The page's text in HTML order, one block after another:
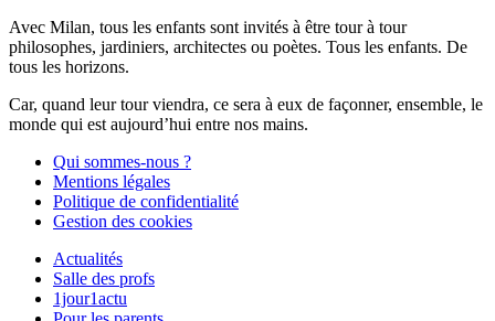
Avec Milan, tous les enfants sont invités à être tour à tour
philosophes, jardiniers, architectes ou poètes. Tous les enfants. De
tous les horizons.
Car, quand leur tour viendra, ce sera à eux de façonner, ensemble, le
monde qui est aujourd’hui entre nos mains.
Qui sommes-nous ?
Mentions légales
Politique de confidentialité
Gestion des cookies
Actualités
Salle des profs
1jour1actu